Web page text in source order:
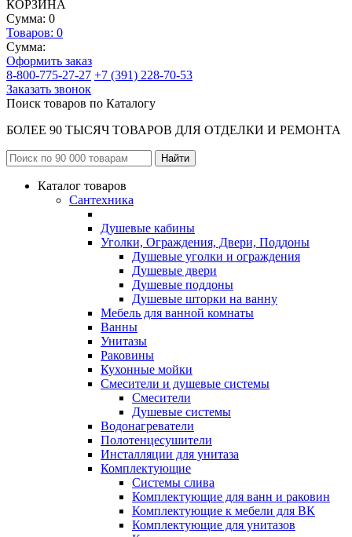
КОРЗИНА
Сумма: 0
Товаров: 0
Сумма:
Оформить заказ
8-800-775-27-27 +7 (391) 228-70-53
Заказать звонок
Поиск товаров по Каталогу
БОЛЕЕ 90 ТЫСЯЧ ТОВАРОВ ДЛЯ ОТДЕЛКИ И РЕМОНТА
Каталог товаров
Сантехника
Душевые кабины
Уголки, Ограждения, Двери, Поддоны
Душевые уголки и ограждения
Душевые двери
Душевые поддоны
Душевые шторки на ванну
Мебель для ванной комнаты
Ванны
Унитазы
Раковины
Кухонные мойки
Смесители и душевые системы
Смесители
Душевые системы
Водонагреватели
Полотенцесушители
Инсталляции для унитаза
Комплектующие
Системы слива
Комплектующие для ванн и раковин
Комплектующие к мебели для ВК
Комплектующие для унитазов